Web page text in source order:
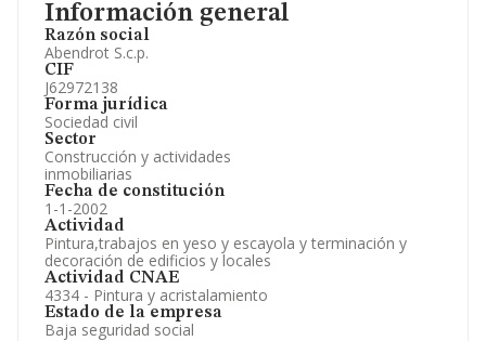
Información general
Razón social
Abendrot S.c.p.
CIF
J62972138
Forma jurídica
Sociedad civil
Sector
Construcción y actividades
inmobiliarias
Fecha de constitución
1-1-2002
Actividad
Pintura,trabajos en yeso y escayola y terminación y
decoración de edificios y locales
Actividad CNAE
4334 - Pintura y acristalamiento
Estado de la empresa
Baja seguridad social